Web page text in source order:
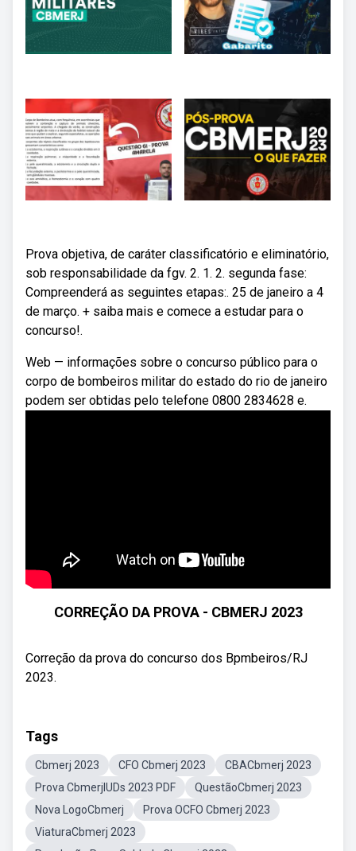
Prova objetiva, de caráter classificatório e eliminatório,
sob responsabilidade da fgv. 2. 1. 2. segunda fase:
Compreenderá as seguintes etapas:. 25 de janeiro a 4
de março. + saiba mais e comece a estudar para o
concurso!.
Web — informações sobre o concurso público para o
corpo de bombeiros militar do estado do rio de janeiro
podem ser obtidas pelo telefone 0800 2834628 e.
CORREÇÃO DA PROVA - CBMERJ 2023
Correção da prova do concurso dos Bpmbeiros/RJ
2023.
Tags
Cbmerj 2023 CFO Cbmerj 2023
CBACbmerj 2023
Prova CbmerjIUDs 2023 PDF
QuestãoCbmerj 2023
Nova LogoCbmerj
Prova OCFO Cbmerj 2023
ViaturaCbmerj 2023